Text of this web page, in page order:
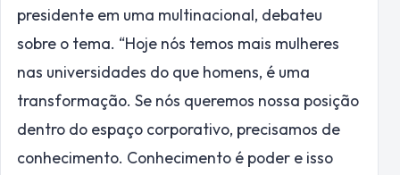
presidente em uma multinacional, debateu
sobre o tema. “Hoje nós temos mais mulheres
nas universidades do que homens, é uma
transformação. Se nós queremos nossa posição
dentro do espaço corporativo, precisamos de
conhecimento. Conhecimento é poder e isso